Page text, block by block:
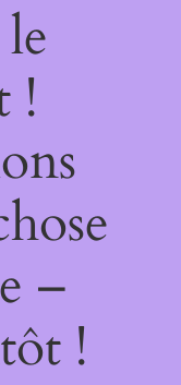
!
–
!